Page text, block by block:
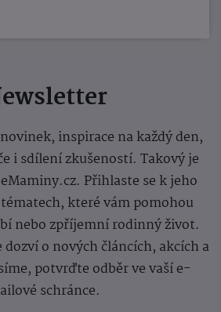
inspirace na každý den,
i sdílení zkušeností. Takový je
Přihlaste se k jeho
které vám pomohou
nebo zpříjemní rodinný život.
o nových článcích, akcích a
potvrďte odběr ve vaší e-
schránce.